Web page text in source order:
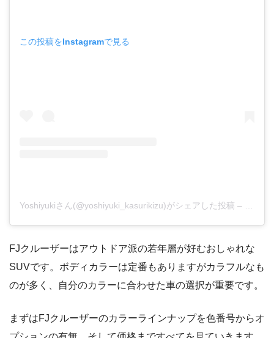
この投稿をInstagramで見る
Yoshiyukiさん(@yoshiyuki_kasurikizu)がシェアした投稿 –
FJクルーザーはアウトドア派の若年層が好むおしゃれな
SUVです。ボディカラーは定番もありますがカラフルなも
のが多く、自分のカラーに合わせた車の選択が重要です。
まずはFJクルーザーのカラーラインナップを色番号からオ